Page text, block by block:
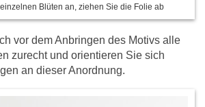
Blüten an, ziehen Sie die Folie ab
vor dem Anbringen des Motivs alle
zurecht und orientieren Sie sich
an dieser Anordnung.